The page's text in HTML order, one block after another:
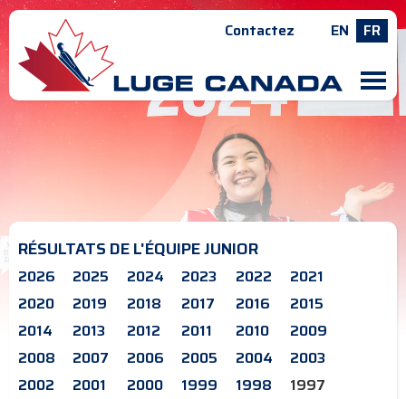
Contactez EN FR
M
RÉSULTATS DE L'ÉQUIPE JUNIOR
2026 2025 2024 2023 2022
2021
2020
2019 2018 2017 2016
2015
2014
2013 2012 2011 2010
2009
2008
2007 2006 2005 2004
2003
2002
2001 2000 1999 1998 1997